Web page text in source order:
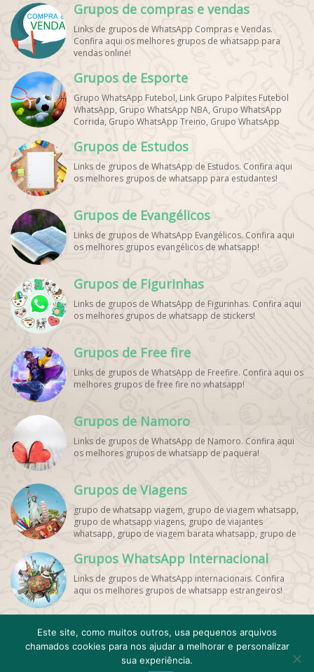
Grupos de compras e vendas
Links de grupos de WhatsApp Compras e Vendas.
Confira aqui os melhores grupos de whatsapp para
vendas online!
Grupos de Esporte
Grupo WhatsApp Futebol, Link Grupo Palpites Futebol
WhatsApp, Grupo WhatsApp NBA, Grupo WhatsApp
Corrida, Grupo WhatsApp Treino, Grupo WhatsApp
WhatsApp, Grupo de Torcedores [Nome do Time]
WhatsApp, Link de Grupos de Esporte Grátis, Grupo
WhatsApp Dicas de Treino, Grupo WhatsApp Futebol Ao
Vivo. Grupo WhatsApp Esporte, Grupos de Esporte
WhatsApp Esporte, Grupo WhatsApp Futebol, Link Grupo
Palpites Futebol WhatsApp, Grupo WhatsApp NBA,
Grupos de Estudos
Links de grupos de WhatsApp de Estudos. Confira aqui
os melhores grupos de whatsapp para estudantes!
Grupos de Evangélicos
Links de grupos de WhatsApp Evangélicos. Confira aqui
os melhores grupos evangélicos de whatsapp!
Grupos de Figurinhas
Links de grupos de WhatsApp de Figurinhas. Confira aqui
os melhores grupos de whatsapp de stickers!
Grupos de Free fire
Links de grupos de WhatsApp de Freefire. Confira aqui os
melhores grupos de free fire no whatsapp!
Grupos de Namoro
Links de grupos de WhatsApp de Namoro. Confira aqui
os melhores grupos de whatsapp de paquera!
Grupos de Viagens
grupo de whatsapp viagem, grupo de viagem whatsapp,
grupo de whatsapp viagens, grupo de viajantes
whatsapp, grupo de viagem barata whatsapp, grupo de
grupo de excursão whatsapp, grupo de viagem em
grupo whatsapp, grupo de viagens nacionais whatsapp,
grupo de viagens internacionais whatsapp, grupo de
viagem brasil whatsapp, grupo de viagem europa
viagem promoção whatsapp, grupo de viagem
econômica whatsapp, grupo de viagem casal whatsapp,
grupo de viagem amigos whatsapp, grupo de viagem
família whatsapp, grupo de viagem solo whatsapp, grupo
de dicas de viagem whatsapp, grupo de ofertas de
Grupos WhatsApp Internacional
Links de grupos de WhatsApp internacionais. Confira
aqui os melhores grupos de whatsapp estrangeiros!
Cadastro Contato Emojis WhatsApp
Minha conta
Termos de Uso e Privacidade
Este site, como muitos outros, usa pequenos arquivos
chamados cookies para nos ajudar a melhorar e personalizar
sua experiência.